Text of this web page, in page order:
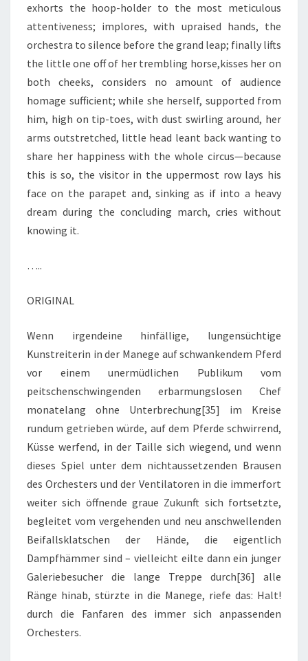
exhorts the hoop-holder to the most meticulous
attentiveness; implores, with upraised hands, the
orchestra to silence before the grand leap; finally lifts
the little one off of her trembling horse,kisses her on
both cheeks, considers no amount of audience
homage sufficient; while she herself, supported from
him, high on tip-toes, with dust swirling around, her
arms outstretched, little head leant back wanting to
share her happiness with the whole circus—because
this is so, the visitor in the uppermost row lays his
face on the parapet and, sinking as if into a heavy
dream during the concluding march, cries without
knowing it.
…..
ORIGINAL
Wenn irgendeine hinfällige, lungensüchtige
Kunstreiterin in der Manege auf schwankendem Pferd
vor einem unermüdlichen Publikum vom
peitschenschwingenden erbarmungslosen Chef
monatelang ohne Unterbrechung[35] im Kreise
rundum getrieben würde, auf dem Pferde schwirrend,
Küsse werfend, in der Taille sich wiegend, und wenn
dieses Spiel unter dem nichtaussetzenden Brausen
des Orchesters und der Ventilatoren in die immerfort
weiter sich öffnende graue Zukunft sich fortsetzte,
begleitet vom vergehenden und neu anschwellenden
Beifallsklatschen der Hände, die eigentlich
Dampfhämmer sind – vielleicht eilte dann ein junger
Galeriebesucher die lange Treppe durch[36] alle
Ränge hinab, stürzte in die Manege, riefe das: Halt!
durch die Fanfaren des immer sich anpassenden
Orchesters.